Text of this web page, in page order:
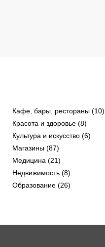
Кафе, бары, рестораны (10)
Красота и здоровье (8)
Культура и искусство (6)
Магазины (87)
Медицина (21)
Недвижимость (8)
Образование (26)